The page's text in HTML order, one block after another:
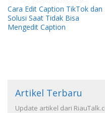
Cara Edit Caption TikTok dan
Solusi Saat Tidak Bisa
Mengedit Caption
Artikel Terbaru
Update artikel dari